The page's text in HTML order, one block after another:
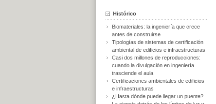
Histórico
Biomateriales: la ingeniería que crece
antes de construirse
Tipologías de sistemas de certificación
ambiental de edificios e infraestructuras
Casi dos millones de reproducciones:
cuando la divulgación en ingeniería
trasciende el aula
Certificaciones ambientales de edificios
e infraestructuras
¿Hasta dónde puede llegar un puente?